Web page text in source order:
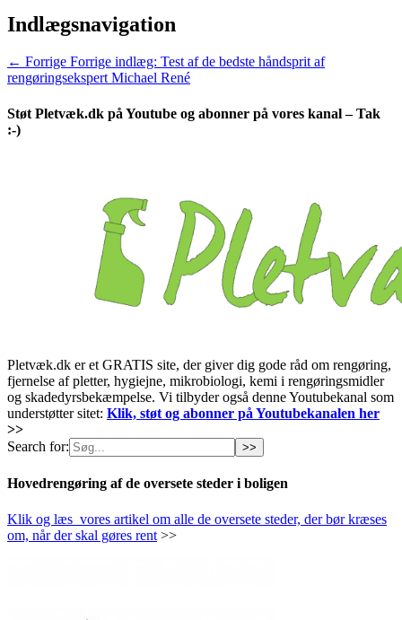
Indlægsnavigation
← Forrige Forrige indlæg: Test af de bedste håndsprit af
rengøringsekspert Michael René
Støt Pletvæk.dk på Youtube og abonner på vores kanal – Tak
:-)
Pletvæk.dk er et GRATIS site, der giver dig gode råd om rengøring,
fjernelse af pletter, hygiejne, mikrobiologi, kemi i rengøringsmidler
og skadedyrsbekæmpelse. Vi tilbyder også denne Youtubekanal som
understøtter sitet: Klik, støt og abonner på Youtubekanalen her
>>
Search for:
Hovedrengøring af de oversete steder i boligen
Klik og læs vores artikel om alle de oversete steder, der bør kræses
om, når der skal gøres rent >>